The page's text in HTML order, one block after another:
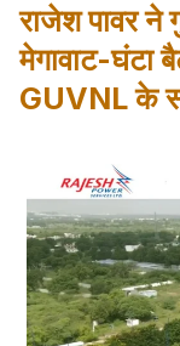
राजेश पावर ने
मेगावाट-घंटा
GUVNL के